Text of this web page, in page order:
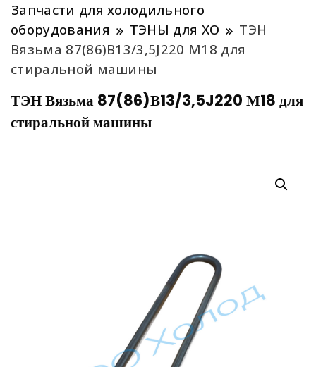
Запчасти для холодильного
оборудования
ТЭНЫ для ХО
ТЭН
Вязьма 87(86)В13/3,5J220 М18 для
стиральной машины
ТЭН Вязьма 87(86)В13/3,5J220 М18 для
стиральной машины